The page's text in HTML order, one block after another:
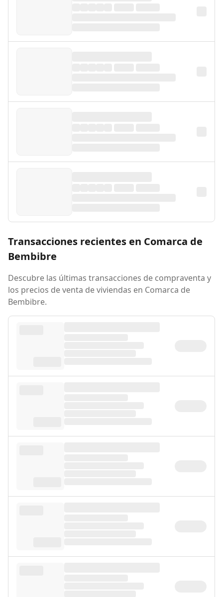
Transacciones recientes en Comarca de
Bembibre
Descubre las últimas transacciones de compraventa y
los precios de venta de viviendas en Comarca de
Bembibre.